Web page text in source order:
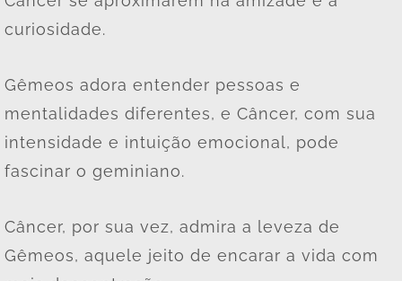
curiosidade.
Gêmeos adora entender pessoas e
mentalidades diferentes, e Câncer, com sua
intensidade e intuição emocional, pode
fascinar o geminiano.
Câncer, por sua vez, admira a leveza de
Gêmeos, aquele jeito de encarar a vida com